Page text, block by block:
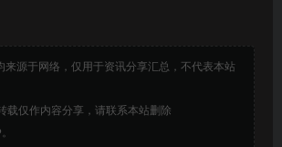
来源于网络，仅用于资讯分享汇总，不代表本站
载仅作内容分享，请联系本站删除